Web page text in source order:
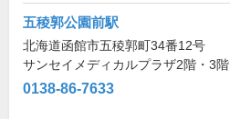
五稜郭公園前駅
北海道函館市五稜郭町34番12号
サンセイメディカルプラザ2階・3階
0138-86-7633